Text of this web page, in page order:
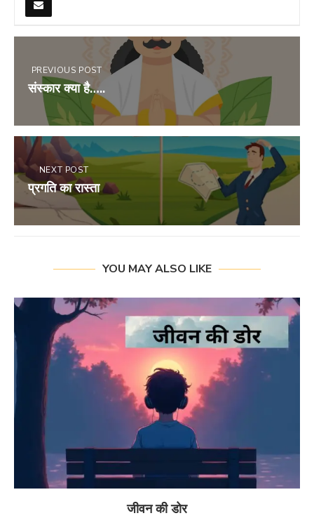
PREVIOUS POST
संस्कार क्या है…..
NEXT POST
प्रगति का रास्ता
YOU MAY ALSO LIKE
जीवन की डोर